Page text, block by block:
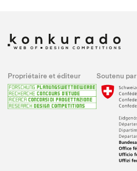
Propriétaire et éditeur Soutenu par